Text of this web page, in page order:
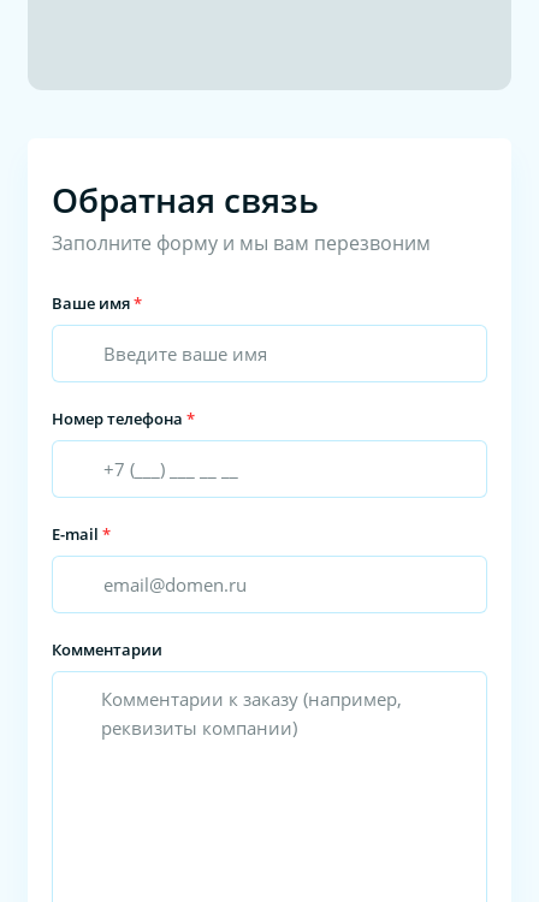
Обратная связь
Заполните форму и мы вам перезвоним
Ваше имя*
Номер телефона*
E-mail*
Комментарии